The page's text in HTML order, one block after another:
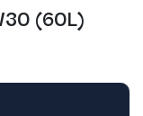
(60L)